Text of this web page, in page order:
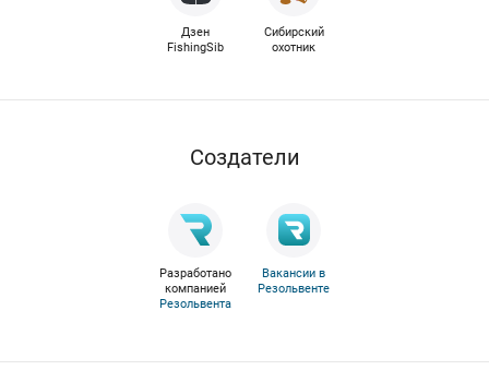
Дзен
FishingSib
Сибирский
охотник
Cоздатели
Разработано
компанией
Резольвента
Вакансии в
Резольвенте